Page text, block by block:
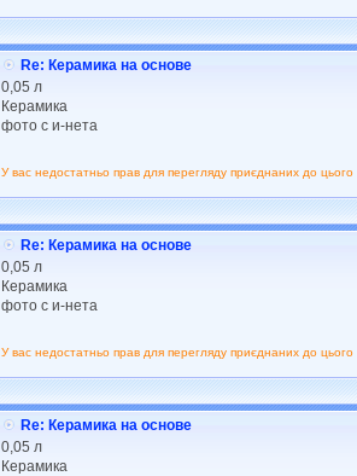
Re: Керамика на основе
0,05 л
Керамика
фото с и-нета
У вас недостатньо прав для перегляду приєднаних до цього
Re: Керамика на основе
0,05 л
Керамика
фото с и-нета
У вас недостатньо прав для перегляду приєднаних до цього
Re: Керамика на основе
0,05 л
Керамика